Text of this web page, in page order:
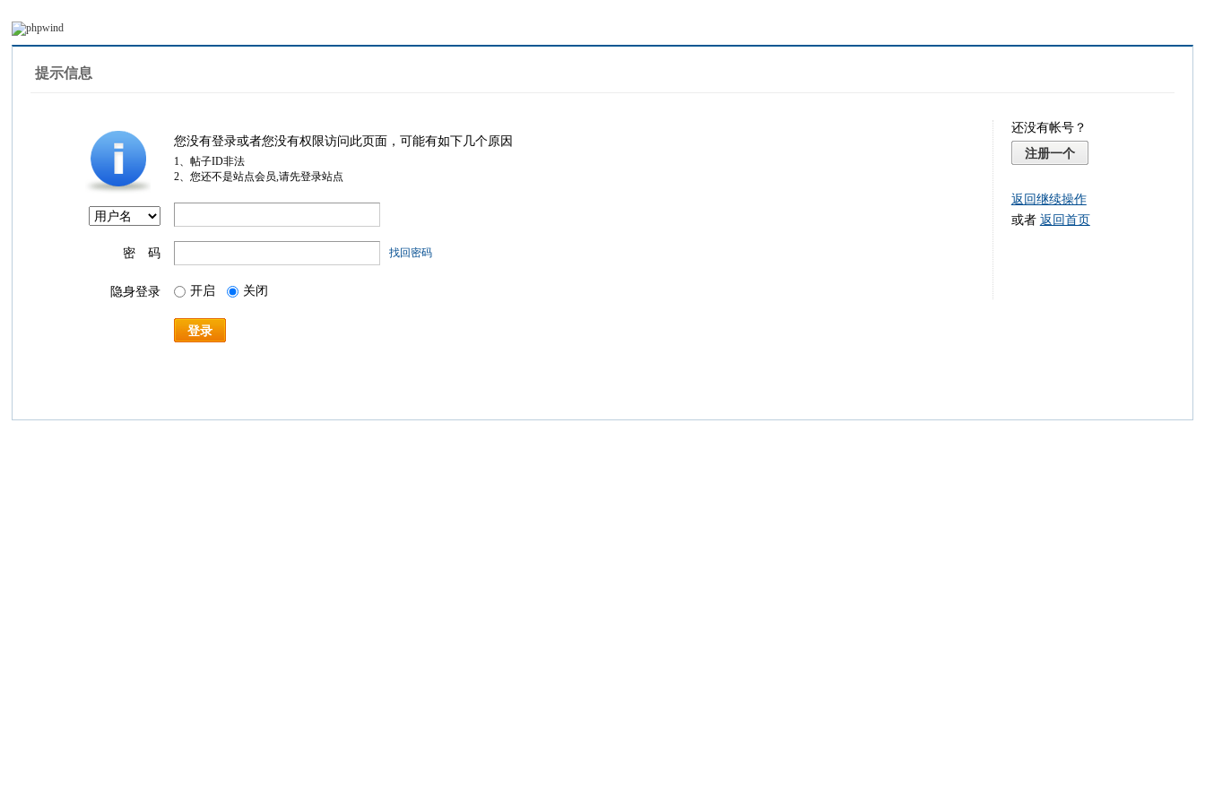
提示信息
您没有登录或者您没有权限访问此页面，可能有如下几个原因
1、帖子ID非法
2、您还不是站点会员,请先登录站点
密 码 找回密码
隐身登录 开启 关闭
登录
还没有帐号？
注册一个
返回继续操作
或者 返回首页